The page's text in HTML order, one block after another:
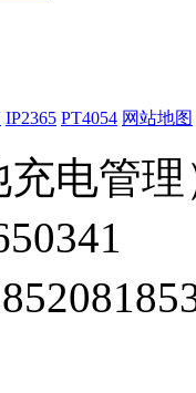
IP2365 PT4054 网站地图
电管理